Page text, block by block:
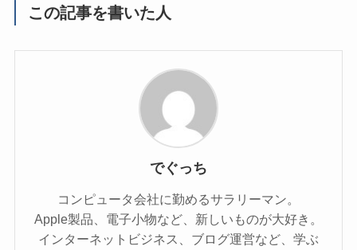
この記事を書いた人
でぐっち
コンピュータ会社に勤めるサラリーマン。
Apple製品、電子小物など、新しいものが大好き。
インターネットビジネス、ブログ運営など、学ぶ